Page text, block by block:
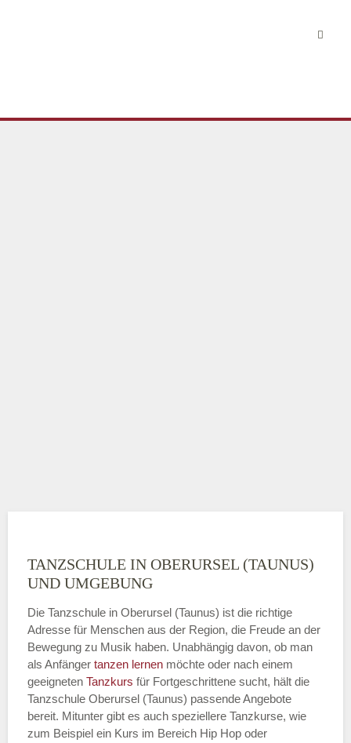
TANZSCHULE IN OBERURSEL (TAUNUS)
UND UMGEBUNG
Die Tanzschule in Oberursel (Taunus) ist die richtige
Adresse für Menschen aus der Region, die Freude an der
Bewegung zu Musik haben. Unabhängig davon, ob man
als Anfänger tanzen lernen möchte oder nach einem
geeigneten Tanzkurs für Fortgeschrittene sucht, hält die
Tanzschule Oberursel (Taunus) passende Angebote
bereit. Mitunter gibt es auch speziellere Tanzkurse, wie
zum Beispiel ein Kurs im Bereich Hip Hop oder